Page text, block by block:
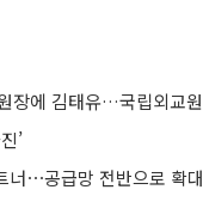
장에 김태유…국립외교
’
너⋯공급망 전반으로 확